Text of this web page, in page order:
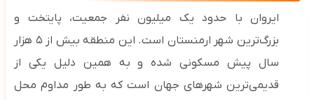
ایروان با حدود یک میلیون نفر جمعیت، پایتخت و
بزرگ‌ترین شهر ارمنستان است. این منطقه بیش از ۵ هزار
سال پیش مسکونی شده و به همین دلیل یکی از
قدیمی‌ترین شهرهای جهان است که به طور مداوم محل